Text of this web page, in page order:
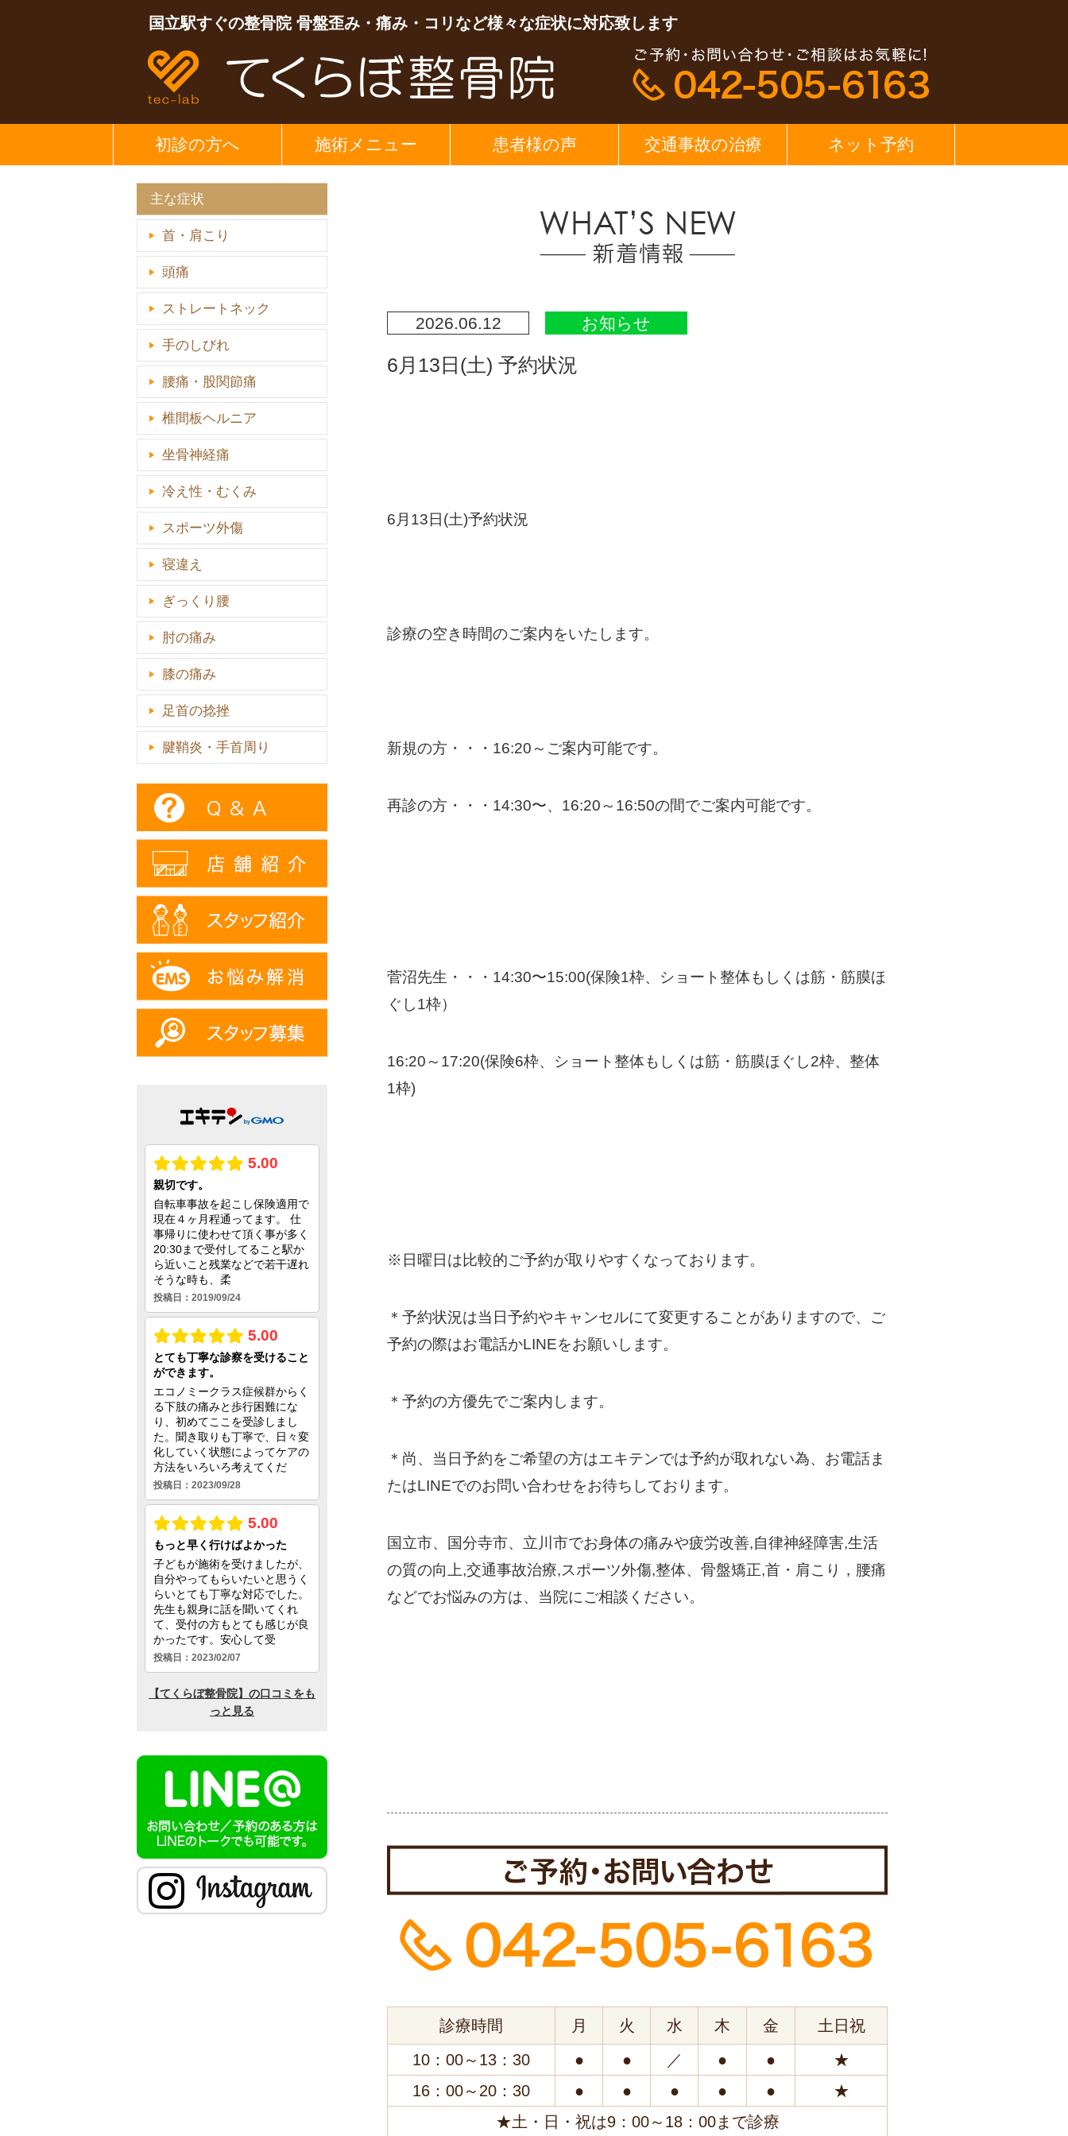
国立駅すぐの整骨院 骨盤歪み・痛み・コリなど様々な症状に対応致します
初診の方へ 施術メニュー 患者様の声 交通事故の治療 ネット予約
2026.06.12 お知らせ
6月13日(土) 予約状況
6月13日(土)予約状況
診療の空き時間のご案内をいたします。
新規の方・・・16:20～ご案内可能です。
再診の方・・・14:30〜、16:20～16:50の間でご案内可能です。
菅沼先生・・・14:30〜15:00(保険1枠、ショート整体もしくは筋・筋膜ほ
ぐし1枠）
16:20～17:20(保険6枠、ショート整体もしくは筋・筋膜ほぐし2枠、整体
1枠)
※日曜日は比較的ご予約が取りやすくなっております。
＊予約状況は当日予約やキャンセルにて変更することがありますので、ご
予約の際はお電話かLINEをお願いします。
＊予約の方優先でご案内します。
＊尚、当日予約をご希望の方はエキテンでは予約が取れない為、お電話ま
たはLINEでのお問い合わせをお待ちしております。
国立市、国分寺市、立川市でお身体の痛みや疲労改善,自律神経障害,生活
の質の向上,交通事故治療,スポーツ外傷,整体、骨盤矯正,首・肩こり，腰痛
などでお悩みの方は、当院にご相談ください。
診療時間 月 火 水 木 金
土日祝
10：00～13：30
● ● ／ ● ●
★
16：00～20：30
● ● ● ● ●
★
★土・日・祝は9：00～18：00まで診療
主な症状
首・肩こり
頭痛
ストレートネック
手のしびれ
腰痛・股関節痛
椎間板ヘルニア
坐骨神経痛
冷え性・むくみ
スポーツ外傷
寝違え
ぎっくり腰
肘の痛み
膝の痛み
足首の捻挫
腱鞘炎・手首周り